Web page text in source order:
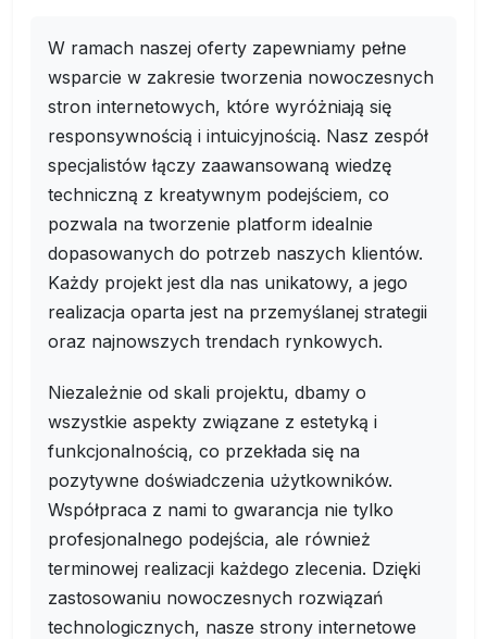
W ramach naszej oferty zapewniamy pełne
wsparcie w zakresie tworzenia nowoczesnych
stron internetowych, które wyróżniają się
responsywnością i intuicyjnością. Nasz zespół
specjalistów łączy zaawansowaną wiedzę
techniczną z kreatywnym podejściem, co
pozwala na tworzenie platform idealnie
dopasowanych do potrzeb naszych klientów.
Każdy projekt jest dla nas unikatowy, a jego
realizacja oparta jest na przemyślanej strategii
oraz najnowszych trendach rynkowych.
Niezależnie od skali projektu, dbamy o
wszystkie aspekty związane z estetyką i
funkcjonalnością, co przekłada się na
pozytywne doświadczenia użytkowników.
Współpraca z nami to gwarancja nie tylko
profesjonalnego podejścia, ale również
terminowej realizacji każdego zlecenia. Dzięki
zastosowaniu nowoczesnych rozwiązań
technologicznych, nasze strony internetowe